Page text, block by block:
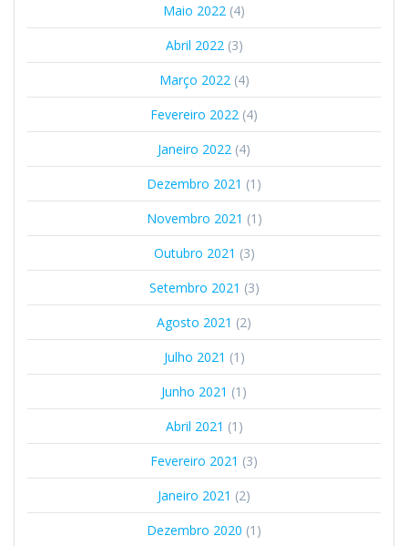
Maio 2022 (4)
Abril 2022(3)
Março 2022(4)
Fevereiro 2022 (4)
Janeiro 2022 (4)
Dezembro 2021 (1)
Novembro 2021 (1)
Outubro 2021 (3)
Setembro 2021 (3)
Agosto 2021 (2)
Julho 2021 (1)
Junho 2021 (1)
Abril 2021 (1)
Fevereiro 2021 (3)
Janeiro 2021 (2)
Dezembro 2020 (1)